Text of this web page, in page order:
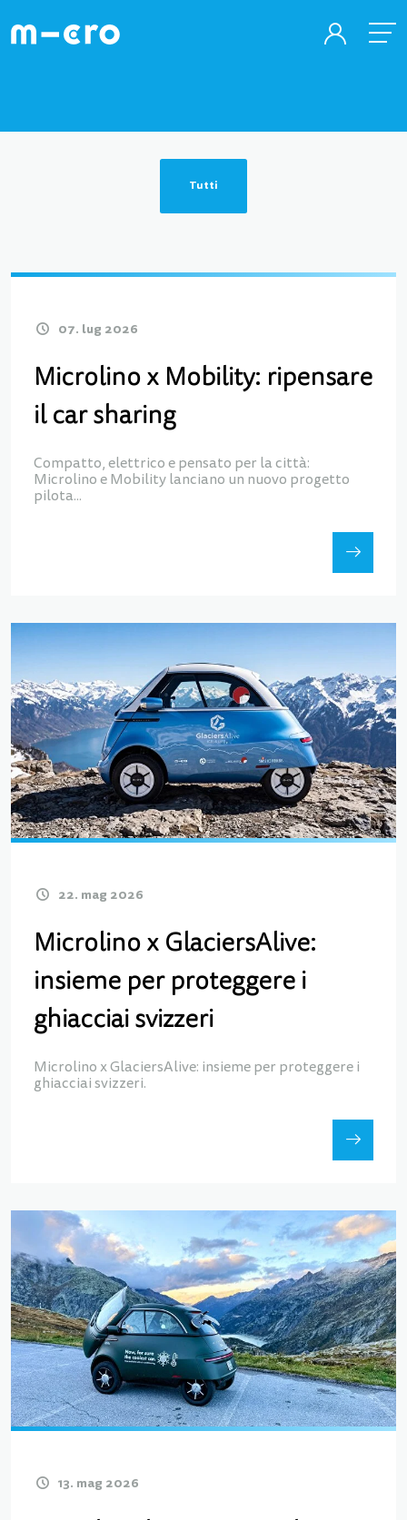
Tutti
07. lug 2026
Microlino x Mobility: ripensare
il car sharing
Compatto, elettrico e pensato per la città:
Microlino e Mobility lanciano un nuovo progetto
pilota...
22. mag 2026
Microlino x GlaciersAlive:
insieme per proteggere i
ghiacciai svizzeri
Microlino x GlaciersAlive: insieme per proteggere i
ghiacciai svizzeri.
13. mag 2026